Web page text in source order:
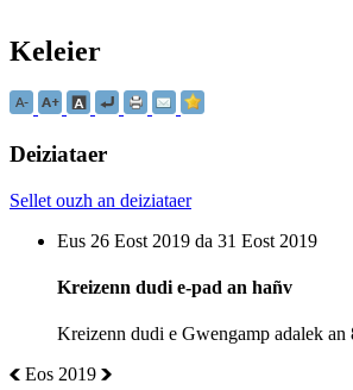
Keleier
Deiziataer
Sellet ouzh an deiziataer
Eus 26 Eost 2019 da 31 Eost 2019
Kreizenn dudi e-pad an hañv
Kreizenn dudi e Gwengamp adalek
Eos 2019